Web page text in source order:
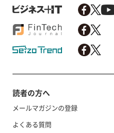
読者の方へ
メールマガジンの登録
よくある質問